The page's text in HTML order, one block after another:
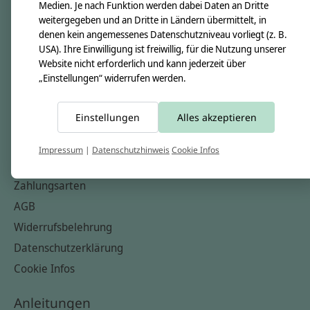
Unsere Creppies
Nähkästchen
Unsere Stoffe
Impressum
Informationen
Kontakt
Zahlungsarten
AGB
Widerrufsbelehrung
Datenschutzerklärung
Cookie Infos
Anleitungen
Medien. Je nach Funktion werden dabei Daten an Dritte
weitergegeben und an Dritte in Ländern übermittelt, in
denen kein angemessenes Datenschutzniveau vorliegt (z. B.
USA). Ihre Einwilligung ist freiwillig, für die Nutzung unserer
Website nicht erforderlich und kann jederzeit über
„Einstellungen“ widerrufen werden.
Einstellungen Alles akzeptieren
Impressum | DatenschutzhinweisCookie Infos